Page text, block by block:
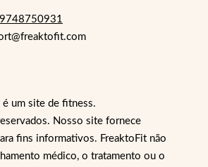
um site de fitness.
Nosso site fornece
fins informativos. FreaktoFit não
médico, o tratamento ou o